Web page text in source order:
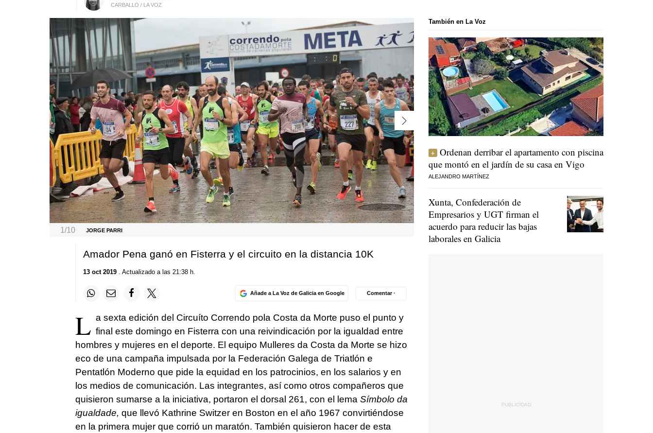
CARBALLO / LA VOZ
1/10 JORGE PARRI
Amador Pena ganó en Fisterra y el circuito en la distancia 10K
13 oct 2019. Actualizado a las 21:38 h.
Añade a La Voz de Galicia en Google Comentar ·
L a sexta edición del Circuíto Correndo pola Costa da Morte puso el punto y
final este domingo en Fisterra con una reivindicación por la igualdad entre
hombres y mujeres en el deporte. El equipo Mulleres da Costa da Morte se hizo
eco de una campaña impulsada por la Federación Galega de Triatlón e
Pentatlón Moderno que pide la equidad en los patrocinios, en los salarios y en
los medios de comunicación. Las integrantes, así como otros compañeros que
quisieron sumarse a la iniciativa, portaron el dorsal 261, con el lema Símbolo da
igualdade, que llevó Kathrine Switzer en Boston en el año 1967 convirtiéndose
en la primera mujer que corrió un maratón. También quisieron hacer de esta
También en La Voz
Ordenan derribar el apartamento con piscina
que montó en el jardín de su casa en Vigo
ALEJANDRO MARTÍNEZ
Xunta, Confederación de
Empresarios y UGT firman el
acuerdo para reducir las bajas
laborales en Galicia